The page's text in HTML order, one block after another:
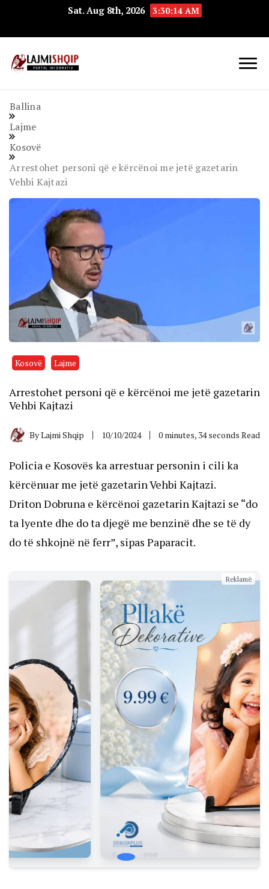
Sat. Aug 8th, 2026 3:30:15 AM
Ballina
Lajme
Kosovë
Arrestohet personi që e kërcënoi me jetë gazetarin
Vehbi Kajtazi
Kosovë Lajme
Arrestohet personi që e kërcënoi me jetë gazetarin
Vehbi Kajtazi
ByLajmi Shqip 10/10/2024 0 minutes, 34 seconds Read
Policia e Kosovës ka arrestuar personin i cili ka
kërcënuar me jetë gazetarin Vehbi Kajtazi.
Driton Dobruna e kërcënoi gazetarin Kajtazi se “do
ta lyente dhe do ta djegë me benzinë ​​dhe se të dy
do të shkojnë në ferr”, sipas Paparacit.
Reklamë